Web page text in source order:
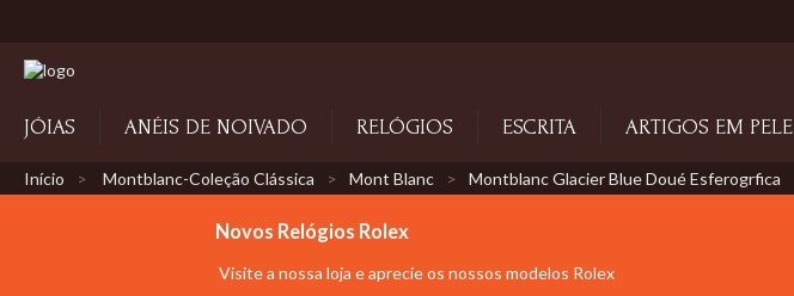
JÓIAS ANÉIS DE NOIVADO RELÓGIOS ESCRITA ARTIGOS EM PELE
Início Montblanc-Coleção Clássica Mont Blanc Montblanc Glacier Blue Doué Esferogrfica
Novos Relógios Rolex
Visite a nossa loja e aprecie os nossos modelos Rolex